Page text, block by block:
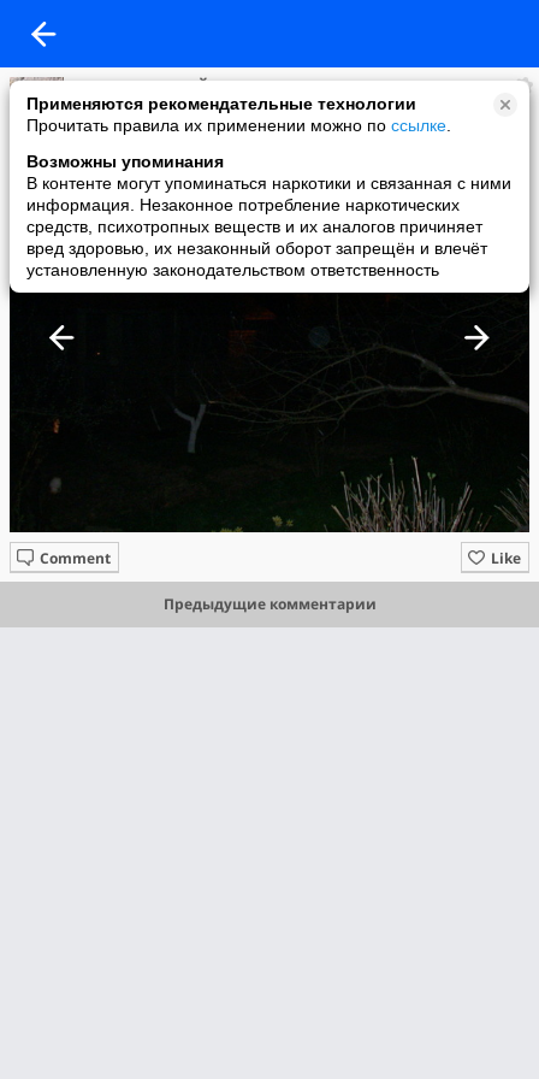
Применяются рекомендательные технологии
Прочитать правила их применении можно по ссылке
Возможны упоминания
В контенте могут упоминаться наркотики и связанная с ними
информация. Незаконное потребление наркотических
средств, психотропных веществ и их аналогов причиняет
вред здоровью, их незаконный оборот запрещён и влечёт
установленную законодательством ответственность
АНИКИН АЛЕКСЕЙ
added a photo
27 Apr в 16:36
Like
Comment
Предыдущие комментарии